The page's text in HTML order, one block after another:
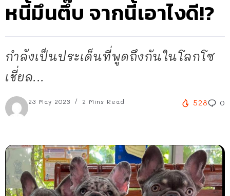
หนี้มึนตึ๊บ จากนี้เอาไงดี!?
กำลังเป็นประเด็นที่พูดถึงกันในโลกโซ
เชี่ยล...
23 May 2023 2 Mins Read 528 0